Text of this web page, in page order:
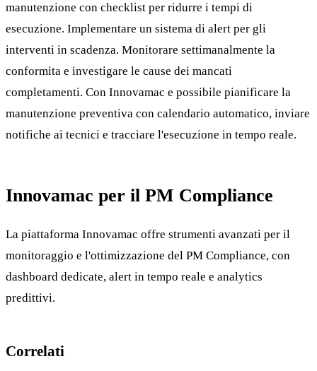
manutenzione con checklist per ridurre i tempi di
esecuzione. Implementare un sistema di alert per gli
interventi in scadenza. Monitorare settimanalmente la
conformita e investigare le cause dei mancati
completamenti. Con Innovamac e possibile pianificare la
manutenzione preventiva con calendario automatico, inviare
notifiche ai tecnici e tracciare l'esecuzione in tempo reale.
Innovamac per il PM Compliance
La piattaforma Innovamac offre strumenti avanzati per il
monitoraggio e l'ottimizzazione del PM Compliance, con
dashboard dedicate, alert in tempo reale e analytics
predittivi.
Correlati